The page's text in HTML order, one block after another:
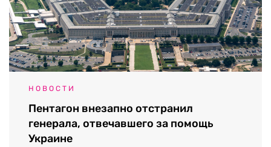
НОВОСТИ
Пентагон внезапно отстранил
генерала, отвечавшего за помощь
Украине